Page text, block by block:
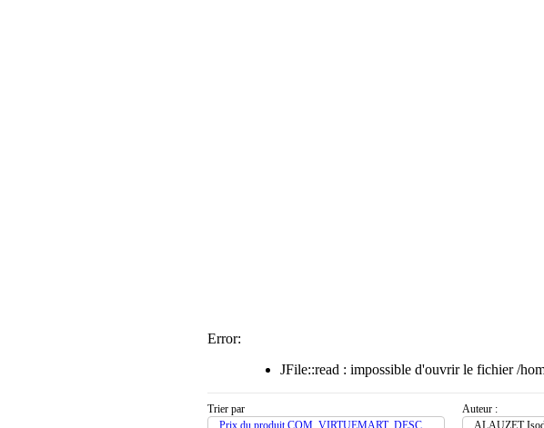
Error:
JFile::read : impossible d'ouvrir le fichier /
Trier par
Prix du produit COM_VIRTUEMART_DESC
Auteur :
ALAUZET